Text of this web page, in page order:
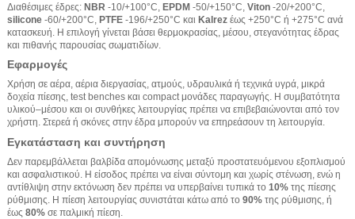
Διαθέσιμες έδρες: NBR -10/+100°C, EPDM -50/+150°C, Viton -20/+200°C,
silicone -60/+200°C, PTFE -196/+250°C και Kalrez έως +250°C ή +275°C ανά
κατασκευή. Η επιλογή γίνεται βάσει θερμοκρασίας, μέσου, στεγανότητας έδρας
και πιθανής παρουσίας σωματιδίων.
Εφαρμογές
Χρήση σε αέρα, αέρια διεργασίας, ατμούς, υδραυλικά ή τεχνικά υγρά, μικρά
δοχεία πίεσης, test benches και compact μονάδες παραγωγής. Η συμβατότητα
υλικού–μέσου και οι συνθήκες λειτουργίας πρέπει να επιβεβαιώνονται από τον
χρήστη. Στερεά ή σκόνες στην έδρα μπορούν να επηρεάσουν τη λειτουργία.
Εγκατάσταση και συντήρηση
Δεν παρεμβάλλεται βαλβίδα απομόνωσης μεταξύ προστατευόμενου εξοπλισμού
και ασφαλιστικού. Η είσοδος πρέπει να είναι σύντομη και χωρίς στένωση, ενώ η
αντίθλιψη στην εκτόνωση δεν πρέπει να υπερβαίνει τυπικά το 10% της πίεσης
ρύθμισης. Η πίεση λειτουργίας συνιστάται κάτω από το 90% της ρύθμισης, ή
έως 80% σε παλμική πίεση.